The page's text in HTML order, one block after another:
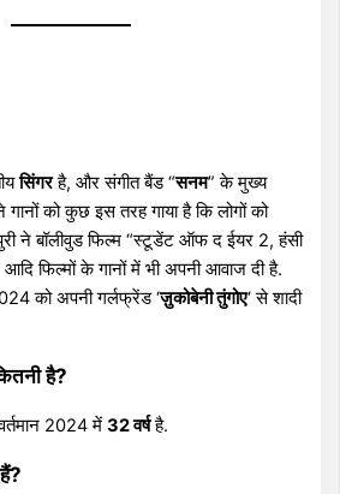
सिंगरहै, और संगीत बैंड “सनम” के मुख्य
को कुछ इस तरह गाया है कि लोगों को
ने बॉलीवुड फिल्म “स्टूडेंट ऑफ द ईयर 2, हंसी
आदि फिल्मों के गानों में भी अपनी आवाज दी है.
को अपनी गर्लफ्रेंड ‘ज़ुकोबेनी तुंगोए‘ से शादी
है?
2024 में32 वर्षहै.